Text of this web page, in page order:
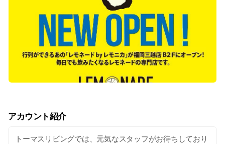
アカウント紹介
トーマスリビングでは、元気なスタッフがお待ちしており